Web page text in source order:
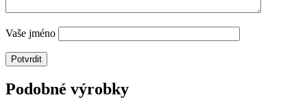
Vaše jméno
Podobné výrobky